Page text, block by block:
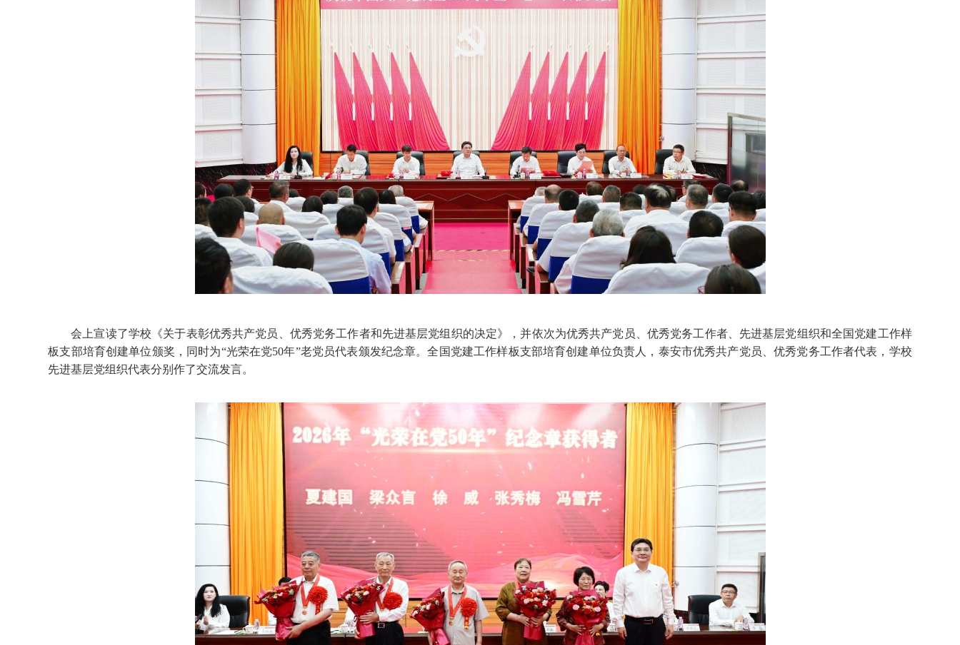
会上宣读了学校《关于表彰优秀共产党员、优秀党务工作者和先进基层党组织的决定》，并依次为优秀共产党员、优秀党务工作者、先进基层党组织和全国党建工作样
板支部培育创建单位颁奖，同时为“光荣在党50年”老党员代表颁发纪念章。全国党建工作样板支部培育创建单位负责人，泰安市优秀共产党员、优秀党务工作者代表，学校
先进基层党组织代表分别作了交流发言。